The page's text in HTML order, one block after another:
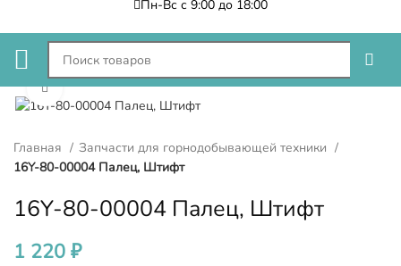
Пн-Вс с 9:00 до 18:00
Нажмите, чтобы увеличить
Главная
Запчасти для горнодобывающей техники
16Y-80-00004 Палец, Штифт
16Y-80-00004 Палец, Штифт
1 220 ₽